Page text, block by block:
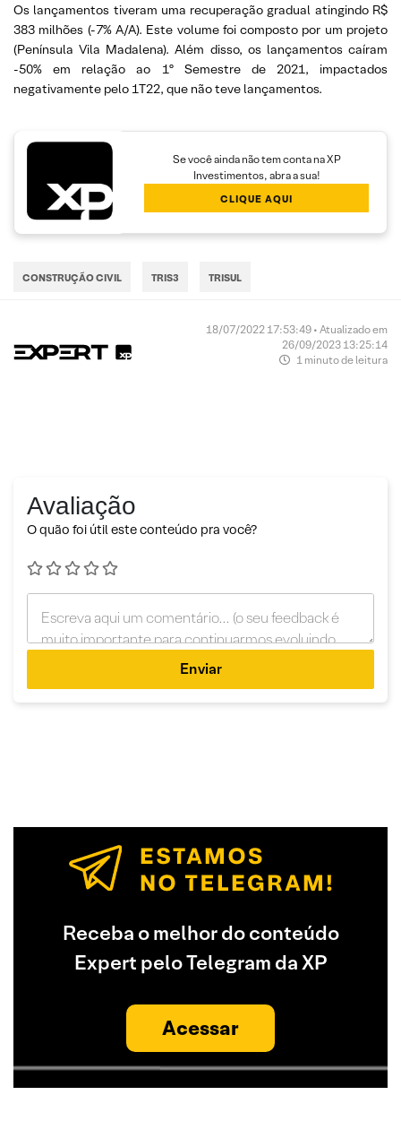
Os lançamentos tiveram uma recuperação gradual atingindo R$
383 milhões (-7% A/A). Este volume foi composto por um projeto
(Península Vila Madalena). Além disso, os lançamentos caíram
-50% em relação ao 1º Semestre de 2021, impactados
negativamente pelo 1T22, que não teve lançamentos.
Se você ainda não tem conta na XP
Investimentos, abra a sua!
CLIQUE AQUI
CONSTRUÇÃO CIVIL TRIS3 TRISUL
18/07/2022 17:53:49 • Atualizado em
26/09/2023 13:25:14
1 minuto de leitura
Avaliação
O quão foi útil este conteúdo pra você?
Enviar
Receba o melhor do conteúdo
Expert pelo Telegram da XP
Acessar